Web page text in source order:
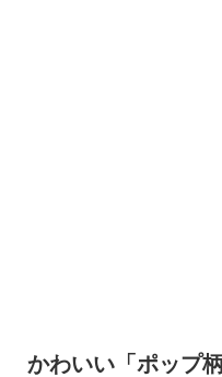
かわいい「ポップ